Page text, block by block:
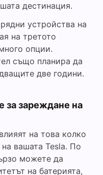
дестинация.
устройства на
на третото
опции.
също планира да
две години.
за зареждане на
на това колко
вашата Tesla. По
можете да
на батерията,